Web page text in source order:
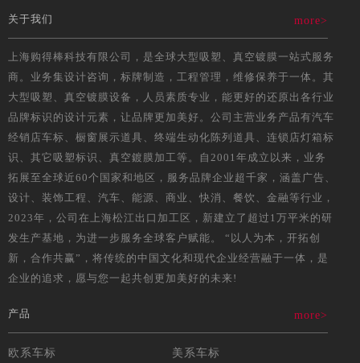
关于我们 more>
上海购得棒科技有限公司，是全球大型吸塑、真空镀膜一站式服务
商。业务集设计咨询，标牌制造，工程管理，维修保养于一体。其
大型吸塑、真空镀膜设备，人员素质专业，能更好的还原出各行业
品牌标识的设计元素，让品牌更加美好。公司主营业务产品有汽车
经销店车标、橱窗展示道具、终端生动化陈列道具、连锁店灯箱标
识、其它吸塑标识、真空鍍膜加工等。自2001年成立以来，业务
拓展至全球近60个国家和地区，服务品牌企业超千家，涵盖广告、
设计、装饰工程、汽车、能源、商业、快消、餐饮、金融等行业，
2023年，公司在上海松江出口加工区，新建立了超过1万平米的研
发生产基地，为进一步服务全球客户赋能。 “以人为本，开拓创
新，合作共赢”，将传统的中国文化和现代企业经营融于一体，是
企业的追求，愿与您一起共创更加美好的未来!
产品 more>
欧系车标
美系车标